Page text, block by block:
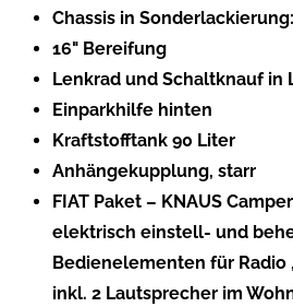
Chassis in
16" Bereifung
Lenkrad und Schaltknauf in
Einparkhilfe hinten
Kraftstofftank 90 Liter
Anhängekupplung, starr
FIAT Paket – KNAUS
elektrisch einstell- und
Bedienelementen für Radio
inkl. 2 Lautsprecher im